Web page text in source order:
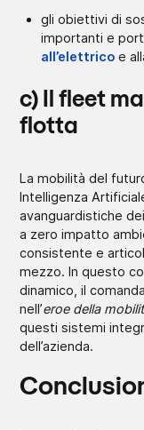
gli obiettivi di
importanti e
all’elettrico e
c) Il fleet
flotta
La mobilità del
Intelligenza
avanguardistiche
a zero impatto
consistente e
mezzo. In questo
dinamico, il
nell’eroe della
questi sistemi
dell’azienda.